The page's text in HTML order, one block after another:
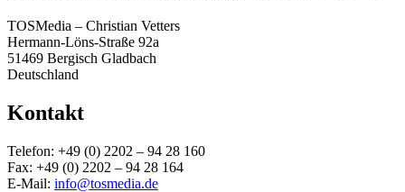
TOSMedia – Christian Vetters
Hermann-Löns-Straße 92a
51469 Bergisch Gladbach
Deutschland
Kontakt
Telefon: +49 (0) 2202 – 94 28 160
Fax: +49 (0) 2202 – 94 28 164
E-Mail: info@tosmedia.de